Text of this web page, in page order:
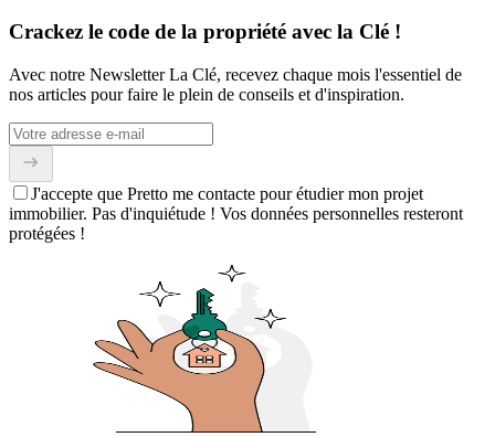
Crackez le code de la propriété avec la Clé !
Avec notre Newsletter La Clé, recevez chaque mois l'essentiel de
nos articles pour faire le plein de conseils et d'inspiration.
J'accepte que Pretto me contacte pour étudier mon projet
immobilier. Pas d'inquiétude ! Vos données personnelles resteront
protégées !